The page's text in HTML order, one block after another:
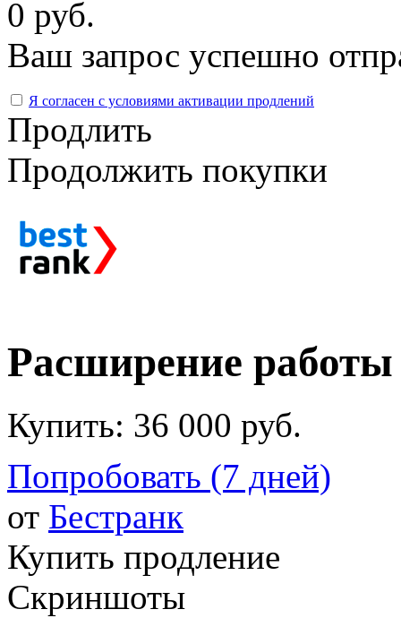
0 руб.
Ваш запрос успешно
Я согласен с условиями активации продлений
Продлить
Продолжить покупки
Расширение работы
Купить: 36 000 руб.
Попробовать (7 дней)
от Бестранк
Купить продление
Скриншоты